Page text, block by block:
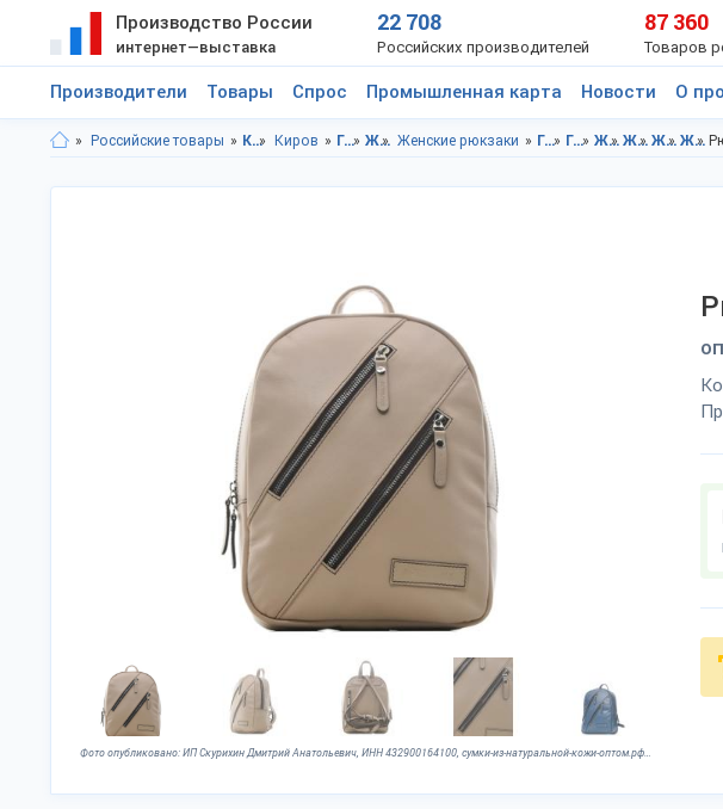
Производство России
интернет—выставка
22 708
Российских производителей
87 360
Товаров
Производители Товары Спрос Промышленная карта Новости О
Российские товары Кировская область Киров Галантерея Женские сумки Женские рюкзаки Галантерея в Кировской области Галантерея в г.Киров Женские сумки в Кировская область Женские сумки в г.Киров Женские рюкзаки в Кировская область Женские рюкзаки в г.Киров
Фото опубликовано: ИП Скурихин Дмитрий Анатольевич, ИНН 432900164100, сумки-из-натуральной-кожи-оптом.рф/ ©